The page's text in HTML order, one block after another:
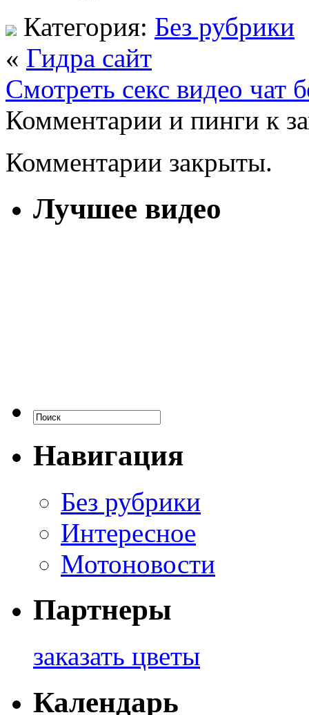
Категория: Без рубрики
« Гидра сайт
Смотреть секс видео чат
Комментарии и пинги к
Комментарии закрыты.
Лучшее видео
Навигация
Без рубрики
Интересное
Мотоновости
Партнеры
заказать цветы
Календарь